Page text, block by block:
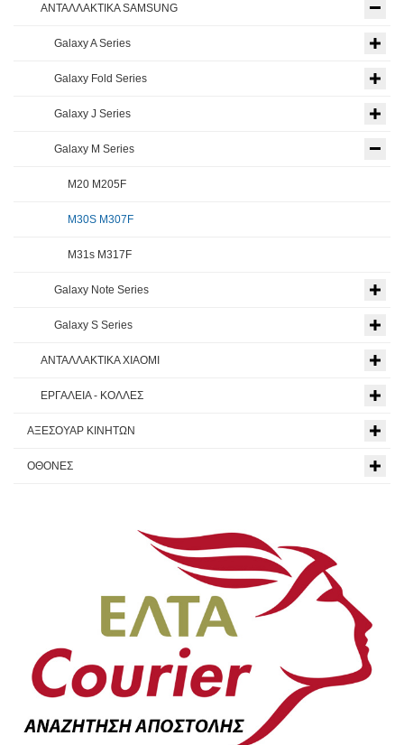
ΑΝΤΑΛΛΑΚΤΙΚΑ SAMSUNG
Galaxy A Series
Galaxy Fold Series
Galaxy J Series
Galaxy M Series
M20 M205F
M30S M307F
M31s M317F
Galaxy Note Series
Galaxy S Series
ΑΝΤΑΛΛΑΚΤΙΚΑ XIAOMI
ΕΡΓΑΛΕΙΑ - ΚΟΛΛΕΣ
ΑΞΕΣΟΥΑΡ ΚΙΝΗΤΩΝ
ΟΘΟΝΕΣ